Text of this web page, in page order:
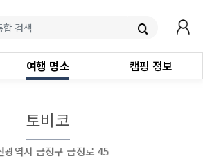
여행 명소 캠핑 정보
토비코
광역시 금정구 금정로 45